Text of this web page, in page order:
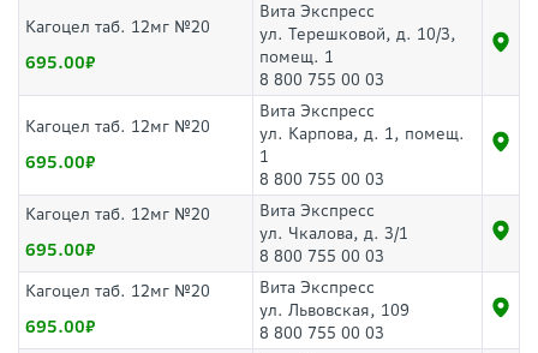
Кагоцел таб. 12мг №20
695.00
Вита Экспресс
ул. Терешковой, д. 10/3,
помещ. 1
8 800 755 00 03
Кагоцел таб. 12мг №20
695.00
Вита Экспресс
ул. Карпова, д. 1, помещ.
1
8 800 755 00 03
Кагоцел таб. 12мг №20
695.00
Вита Экспресс
ул. Чкалова, д. 3/1
8 800 755 00 03
Кагоцел таб. 12мг №20
695.00
Вита Экспресс
ул. Львовская, 109
8 800 755 00 03